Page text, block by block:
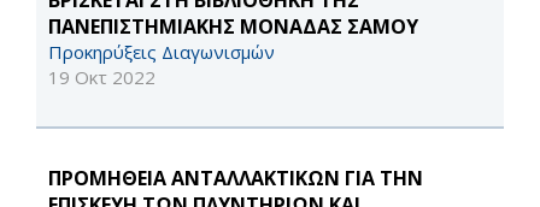
ΠΑΝΕΠΙΣΤΗΜΙΑΚΗΣ ΜΟΝΑΔΑΣ ΣΑΜΟΥ
Προκηρύξεις Διαγωνισμών
19 Οκτ 2022
ΠΡΟΜΗΘΕΙΑ ΑΝΤΑΛΛΑΚΤΙΚΩΝ ΓΙΑ ΤΗΝ